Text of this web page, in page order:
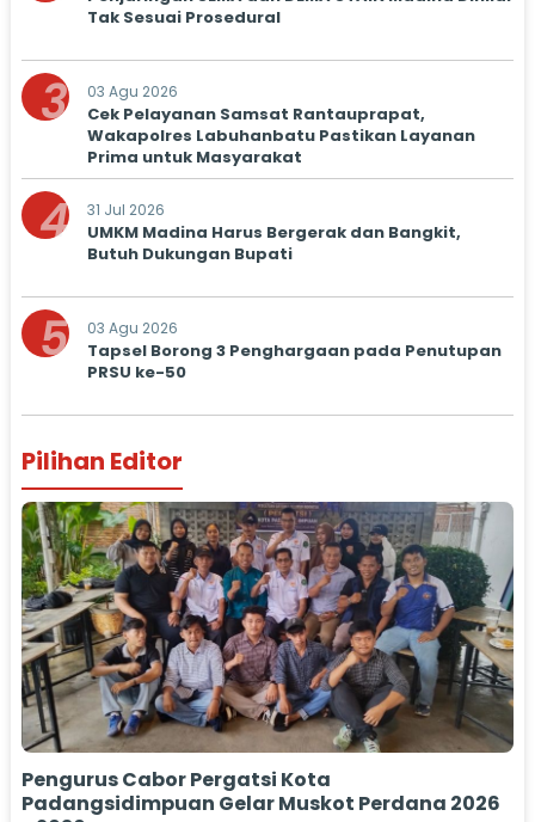
Tak Sesuai Prosedural
3 03 Agu 2026
Cek Pelayanan Samsat Rantauprapat,
Wakapolres Labuhanbatu Pastikan Layanan
Prima untuk Masyarakat
4 31 Jul 2026
UMKM Madina Harus Bergerak dan Bangkit,
Butuh Dukungan Bupati
5 03 Agu 2026
Tapsel Borong 3 Penghargaan pada Penutupan
PRSU ke-50
Pilihan Editor
Pengurus Cabor Pergatsi Kota
Padangsidimpuan Gelar Muskot Perdana 2026